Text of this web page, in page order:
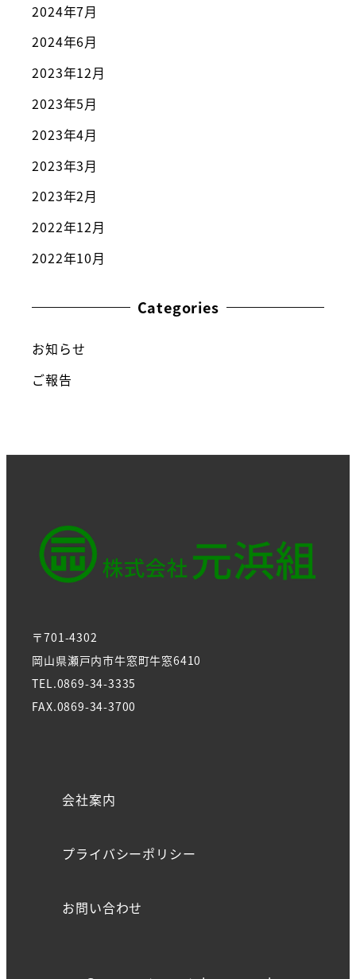
2024年7月
2024年6月
2023年12月
2023年5月
2023年4月
2023年3月
2023年2月
2022年12月
2022年10月
Categories
お知らせ
ご報告
〒701-4302
岡山県瀬戸内市牛窓町牛窓6410
TEL.0869-34-3335
FAX.0869-34-3700
会社案内
プライバシーポリシー
お問い合わせ